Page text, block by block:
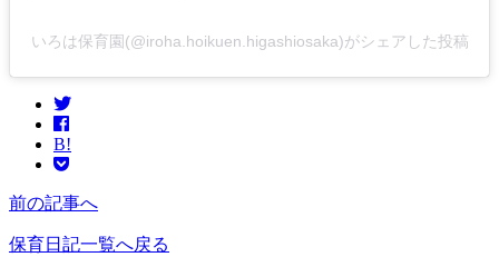
いろは保育園(@iroha.hoikuen.higashiosaka)がシェアした投稿
B!
前の記事へ
保育日記一覧へ戻る